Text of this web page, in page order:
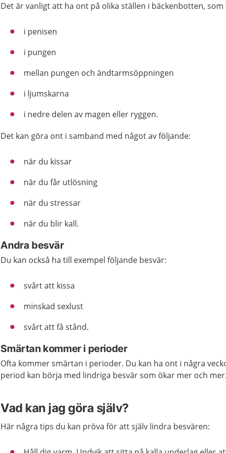
Det är vanligt att ha ont på olika ställen i bäckenbotten, som
i penisen
i pungen
mellan pungen och ändtarmsöppningen
i ljumskarna
i nedre delen av magen eller ryggen.
Det kan göra ont i samband med något av följande:
när du kissar
när du får utlösning
när du stressar
när du blir kall.
Andra besvär
Du kan också ha till exempel följande besvär:
svårt att kissa
minskad sexlust
svårt att få stånd.
Smärtan kommer i perioder
Ofta kommer smärtan i perioder. Du kan ha ont i några
period kan börja med lindriga besvär som ökar mer och mer.
Vad kan jag göra själv?
Här några tips du kan pröva för att själv lindra besvären: